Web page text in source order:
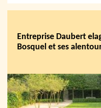
Entreprise Daubert
Bosquel et ses